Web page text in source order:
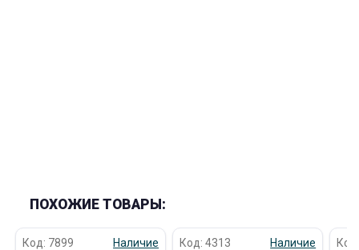
ПОХОЖИЕ ТОВАРЫ:
Код: 7899 Наличие Код: 4313 Наличие